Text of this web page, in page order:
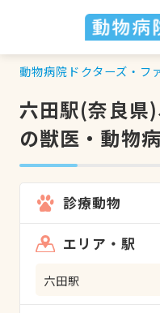
動物病院ドクターズ・フ
六田駅(奈良県
の獣医・動物
診療動物
エリア・駅
六田駅